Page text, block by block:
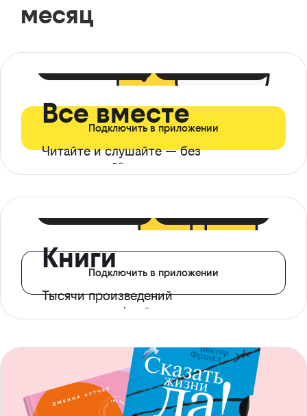
месяц
Все вместе
Читайте и слушайте — без
ограничений*
Подключить в приложении
Книги
Тысячи произведений
с доступом офлайн
Подключить в приложении